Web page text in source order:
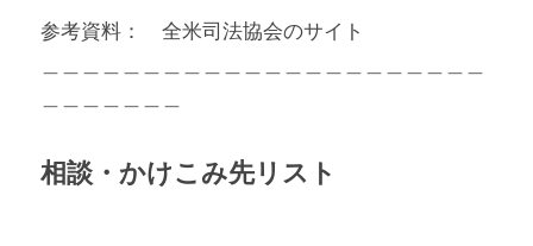
参考資料：　全米司法協会のサイト
相談・かけこみ先リスト